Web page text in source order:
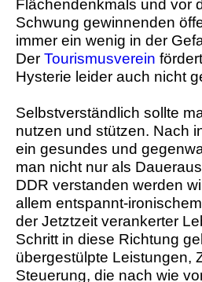
Flächendenkmals und vor
Schwung gewinnenden
immer ein wenig in der
Der Tourismusverein
Hysterie leider auch nicht
Selbstverständlich sollte
nutzen und stützen. Nach
ein gesundes und
man nicht nur als
DDR verstanden werden
allem entspannt-
der Jetztzeit verankerter
Schritt in diese Richtung
übergestülpte Leistungen,
Steuerung, die nach wie